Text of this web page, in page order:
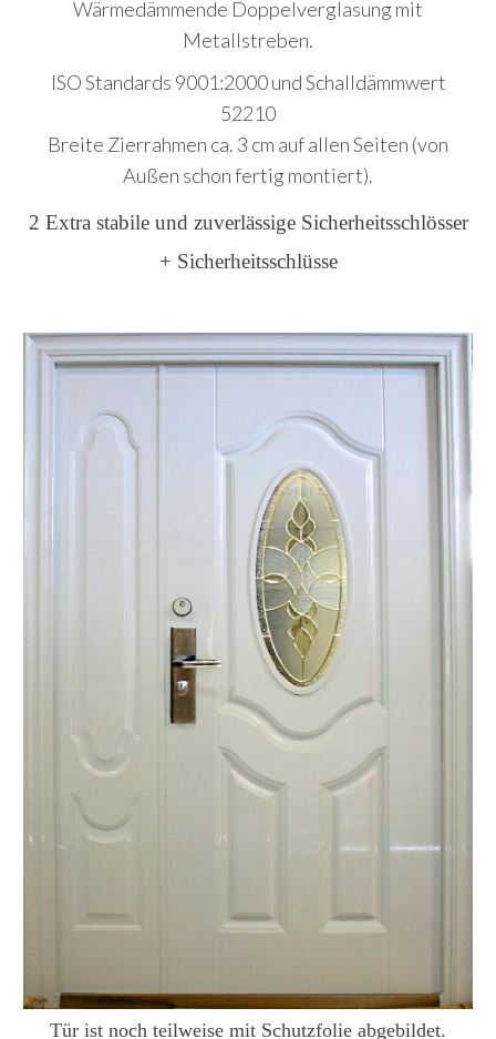
Wärmedämmende Doppelverglasung mit
Metallstreben.
ISO Standards 9001:2000 und Schalldämmwert
52210
Breite Zierrahmen ca. 3 cm auf allen Seiten (von
Außen schon fertig montiert).
2 Extra stabile und zuverlässige Sicherheitsschlösser
+ Sicherheitsschlüsse
Tür ist noch teilweise mit Schutzfolie abgebildet.